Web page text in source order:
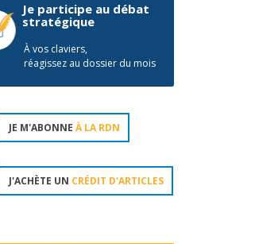
Je participe au débat
stratégique
À vos claviers,
réagissez au dossier du mois
JE M'ABONNE À LA RDN
J'ACHÈTE UN CRÉDIT D'ARTICLES